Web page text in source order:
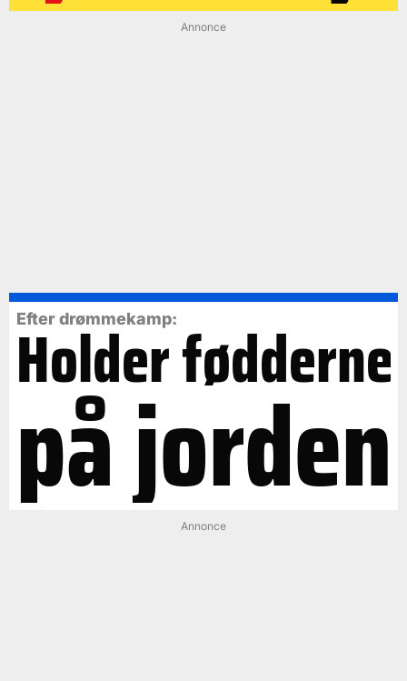
Annonce
Efter drømmekamp:
Holder fødderne
på jorden
Annonce